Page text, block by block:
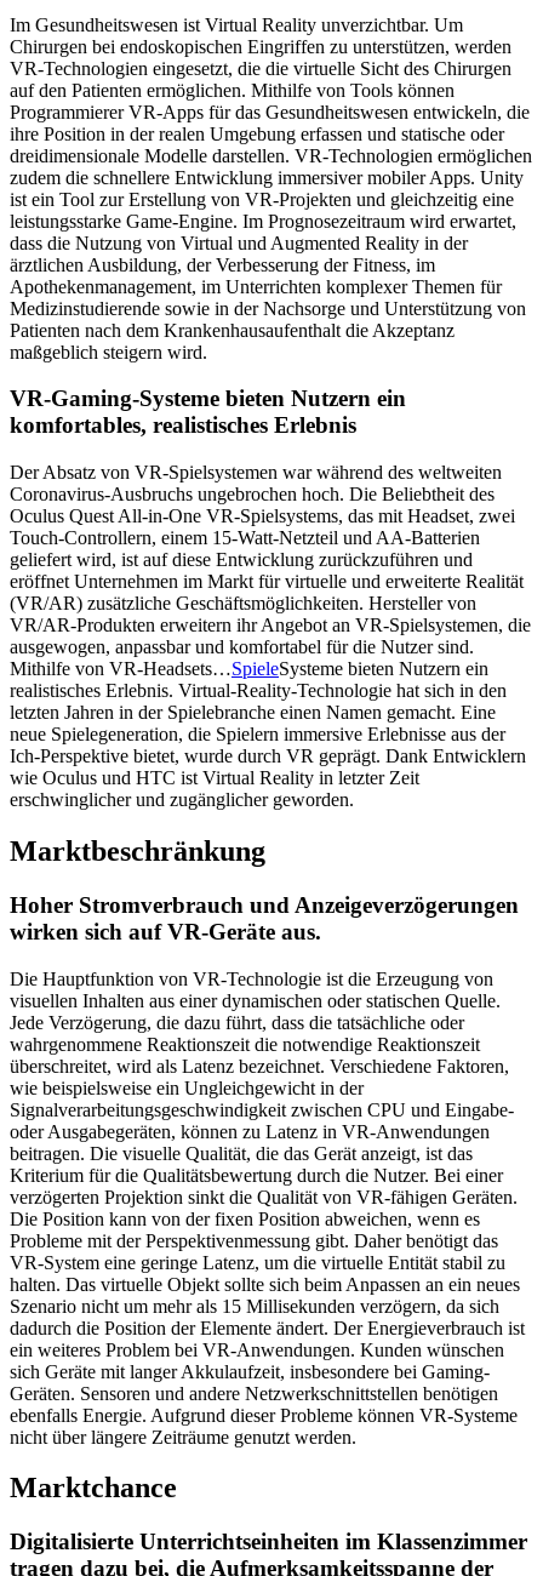
Im Gesundheitswesen ist Virtual Reality unverzichtbar. Um
Chirurgen bei endoskopischen Eingriffen zu unterstützen, werden
VR-Technologien eingesetzt, die die virtuelle Sicht des Chirurgen
auf den Patienten ermöglichen. Mithilfe von Tools können
Programmierer VR-Apps für das Gesundheitswesen entwickeln, die
ihre Position in der realen Umgebung erfassen und statische oder
dreidimensionale Modelle darstellen. VR-Technologien ermöglichen
zudem die schnellere Entwicklung immersiver mobiler Apps. Unity
ist ein Tool zur Erstellung von VR-Projekten und gleichzeitig eine
leistungsstarke Game-Engine. Im Prognosezeitraum wird erwartet,
dass die Nutzung von Virtual und Augmented Reality in der
ärztlichen Ausbildung, der Verbesserung der Fitness, im
Apothekenmanagement, im Unterrichten komplexer Themen für
Medizinstudierende sowie in der Nachsorge und Unterstützung von
Patienten nach dem Krankenhausaufenthalt die Akzeptanz
maßgeblich steigern wird.
VR-Gaming-Systeme bieten Nutzern ein
komfortables, realistisches Erlebnis
Der Absatz von VR-Spielsystemen war während des weltweiten
Coronavirus-Ausbruchs ungebrochen hoch. Die Beliebtheit des
Oculus Quest All-in-One VR-Spielsystems, das mit Headset, zwei
Touch-Controllern, einem 15-Watt-Netzteil und AA-Batterien
geliefert wird, ist auf diese Entwicklung zurückzuführen und
eröffnet Unternehmen im Markt für virtuelle und erweiterte Realität
(VR/AR) zusätzliche Geschäftsmöglichkeiten. Hersteller von
VR/AR-Produkten erweitern ihr Angebot an VR-Spielsystemen, die
ausgewogen, anpassbar und komfortabel für die Nutzer sind.
Mithilfe von VR-Headsets…SpieleSysteme bieten Nutzern ein
realistisches Erlebnis. Virtual-Reality-Technologie hat sich in den
letzten Jahren in der Spielebranche einen Namen gemacht. Eine
neue Spielegeneration, die Spielern immersive Erlebnisse aus der
Ich-Perspektive bietet, wurde durch VR geprägt. Dank Entwicklern
wie Oculus und HTC ist Virtual Reality in letzter Zeit
erschwinglicher und zugänglicher geworden.
Marktbeschränkung
Hoher Stromverbrauch und Anzeigeverzögerungen
wirken sich auf VR-Geräte aus.
Die Hauptfunktion von VR-Technologie ist die Erzeugung von
visuellen Inhalten aus einer dynamischen oder statischen Quelle.
Jede Verzögerung, die dazu führt, dass die tatsächliche oder
wahrgenommene Reaktionszeit die notwendige Reaktionszeit
überschreitet, wird als Latenz bezeichnet. Verschiedene Faktoren,
wie beispielsweise ein Ungleichgewicht in der
Signalverarbeitungsgeschwindigkeit zwischen CPU und Eingabe-
oder Ausgabegeräten, können zu Latenz in VR-Anwendungen
beitragen. Die visuelle Qualität, die das Gerät anzeigt, ist das
Kriterium für die Qualitätsbewertung durch die Nutzer. Bei einer
verzögerten Projektion sinkt die Qualität von VR-fähigen Geräten.
Die Position kann von der fixen Position abweichen, wenn es
Probleme mit der Perspektivenmessung gibt. Daher benötigt das
VR-System eine geringe Latenz, um die virtuelle Entität stabil zu
halten. Das virtuelle Objekt sollte sich beim Anpassen an ein neues
Szenario nicht um mehr als 15 Millisekunden verzögern, da sich
dadurch die Position der Elemente ändert. Der Energieverbrauch ist
ein weiteres Problem bei VR-Anwendungen. Kunden wünschen
sich Geräte mit langer Akkulaufzeit, insbesondere bei Gaming-
Geräten. Sensoren und andere Netzwerkschnittstellen benötigen
ebenfalls Energie. Aufgrund dieser Probleme können VR-Systeme
nicht über längere Zeiträume genutzt werden.
Marktchance
Digitalisierte Unterrichtseinheiten im Klassenzimmer
tragen dazu bei, die Aufmerksamkeitsspanne der